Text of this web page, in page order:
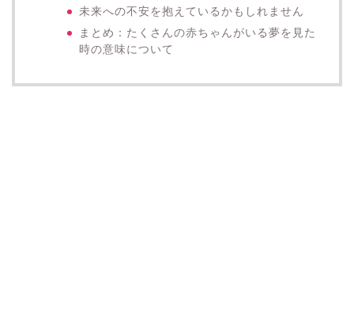
未来への不安を抱えているかもしれません
まとめ：たくさんの赤ちゃんがいる夢を見た
時の意味について